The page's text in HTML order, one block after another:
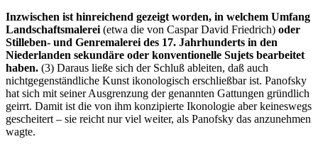
Inzwischen ist hinreichend gezeigt worden, in welchem Umfang
Landschaftsmalerei (etwa die von Caspar David Friedrich) oder
Stilleben- und Genremalerei des 17. Jahrhunderts in den
Niederlanden sekundäre oder konventionelle Sujets bearbeitet
haben. (3) Daraus ließe sich der Schluß ableiten, daß auch
nichtgegenständliche Kunst ikonologisch erschließbar ist. Panofsky
hat sich mit seiner Ausgrenzung der genannten Gattungen gründlich
geirrt. Damit ist die von ihm konzipierte Ikonologie aber keineswegs
gescheitert – sie reicht nur viel weiter, als Panofsky das anzunehmen
wagte.